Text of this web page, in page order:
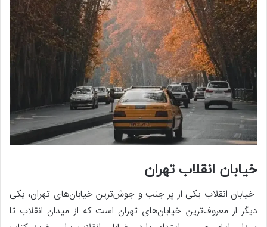
خیابان انقلاب تهران
خیابان انقلاب یکی از پر جنب و جوش‌ترین خیابان‌های تهران، یکی
دیگر از معروف‌ترین خیابان‌های تهران است که از میدان انقلاب تا